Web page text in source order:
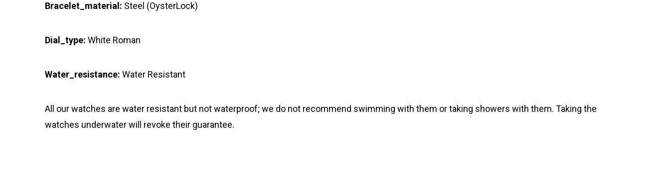
Bracelet_material: Steel (OysterLock)
Dial_type: White Roman
Water_resistance: Water Resistant
All our watches are water resistant but not waterproof; we do not recommend swimming with them or taking showers with them. Taking the
watches underwater will revoke their guarantee.